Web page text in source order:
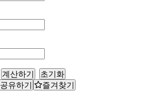
계산하기
초기화
공유하기
즐겨찾기